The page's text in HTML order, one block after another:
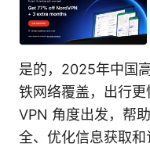
是的，2025年中国
铁网络覆盖，出行
VPN 角度出发，帮
全、优化信息获取